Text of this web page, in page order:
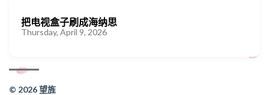
把电视盒子刷成海纳思
Thursday, April 9, 2026
© 2026 望旌